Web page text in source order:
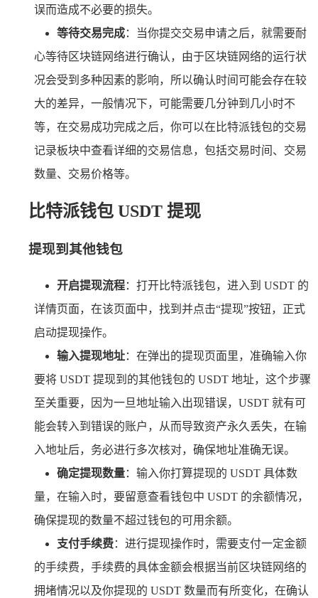
误而造成不必要的损失。
等待交易完成：当你提交交易申请之后，就需要耐
心等待区块链网络进行确认，由于区块链网络的运行状
况会受到多种因素的影响，所以确认时间可能会存在较
大的差异，一般情况下，可能需要几分钟到几小时不
等，在交易成功完成之后，你可以在比特派钱包的交易
记录板块中查看详细的交易信息，包括交易时间、交易
数量、交易价格等。
比特派钱包 USDT 提现
提现到其他钱包
开启提现流程：打开比特派钱包，进入到 USDT 的
详情页面，在该页面中，找到并点击“提现”按钮，正式
启动提现操作。
输入提现地址：在弹出的提现页面里，准确输入你
要将 USDT 提现到的其他钱包的 USDT 地址，这个步骤
至关重要，因为一旦地址输入出现错误，USDT 就有可
能会转入到错误的账户，从而导致资产永久丢失，在输
入地址后，务必进行多次核对，确保地址准确无误。
确定提现数量：输入你打算提现的 USDT 具体数
量，在输入时，要留意查看钱包中 USDT 的余额情况，
确保提现的数量不超过钱包的可用余额。
支付手续费：进行提现操作时，需要支付一定金额
的手续费，手续费的具体金额会根据当前区块链网络的
拥堵情况以及你提现的 USDT 数量而有所变化，在确认